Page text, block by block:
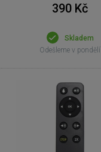
390 Kč
Skladem
Odešleme v pondělí